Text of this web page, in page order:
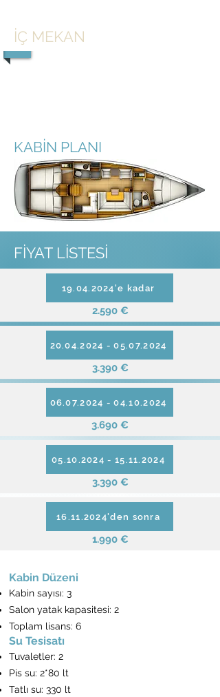
İÇ MEKAN
KABİN PLANI
FİYAT LİSTESİ
19.04.2024'e kadar
2.590 €
20.04.2024 - 05.07.2024
3.390 €
06.07.2024 - 04.10.2024
3.690 €
05.10.2024 - 15.11.2024
3.390 €
16.11.2024'den sonra
1.990 €
Kabin Düzeni
Kabin sayısı: 3
Salon yatak kapasitesi: 2
Toplam lisans: 6
Su Tesisatı
Tuvaletler: 2
Pis su: 2*80 lt
Tatlı su: 330 lt